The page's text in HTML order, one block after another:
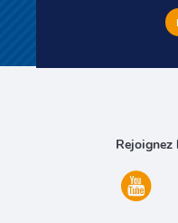
Rejoignez